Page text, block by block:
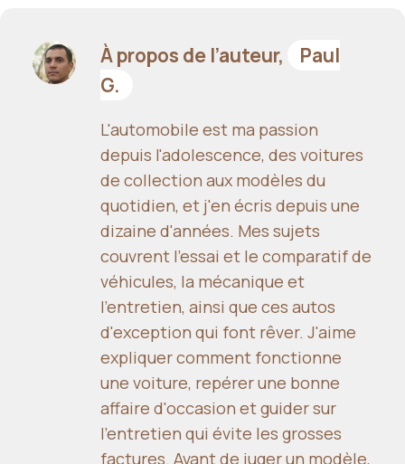
À propos de l’auteur,
Paul
G.
L'automobile est ma passion
depuis l'adolescence, des voitures
de collection aux modèles du
quotidien, et j'en écris depuis une
dizaine d'années. Mes sujets
couvrent l'essai et le comparatif de
véhicules, la mécanique et
l'entretien, ainsi que ces autos
d'exception qui font rêver. J'aime
expliquer comment fonctionne
une voiture, repérer une bonne
affaire d'occasion et guider sur
l'entretien qui évite les grosses
factures. Avant de juger un modèle,